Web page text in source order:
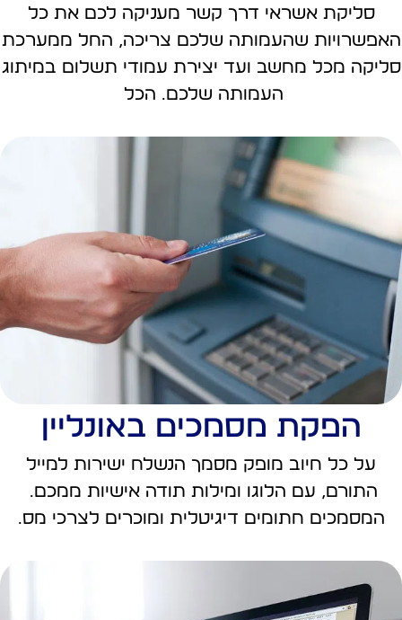
סליקת אשראי דרך קשר מעניקה לכם את כל
האפשרויות שהעמותה שלכם צריכה, החל ממערכת
סליקה מכל מחשב ועד יצירת עמודי תשלום במיתוג
העמותה שלכם. הכל
הפקת מסמכים באונליין
על כל חיוב מופק מסמך הנשלח ישירות למייל
התורם, עם הלוגו ומילות תודה אישיות ממכם.
המסמכים חתומים דיגיטלית ומוכרים לצרכי מס.